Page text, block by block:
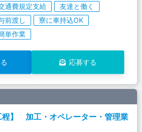
通費規定支給
友達と働く
前渡し
寮に車持込OK
単作業
応募する
程】 加工・オペレーター・管理業